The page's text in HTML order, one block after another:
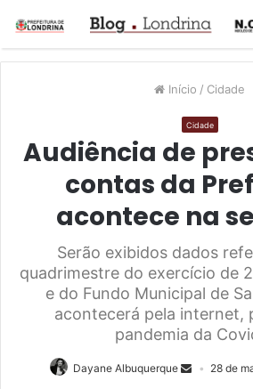
Início / Cidade
Cidade
Audiência de
contas da
acontece na
Serão exibidos dados
quadrimestre do exercício de
e do Fundo Municipal de
acontecerá pela internet,
pandemia da
Dayane Albuquerque 28 de